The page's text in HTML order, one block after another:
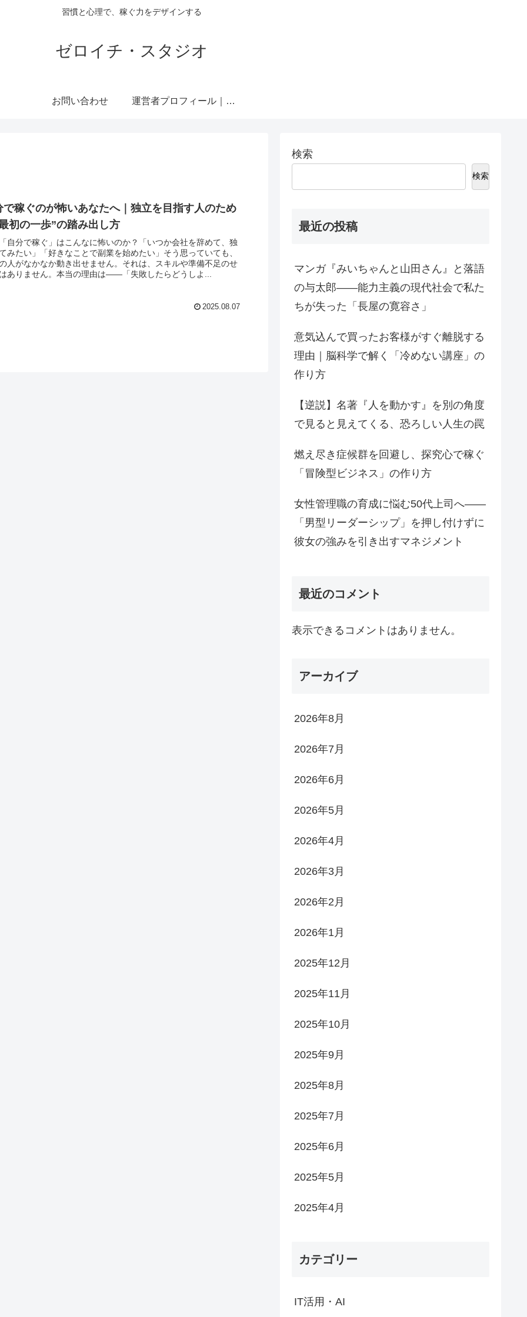
習慣と心理で、稼ぐ力をデザインする
ゼロイチ・スタジオ
お問い合わせ 運営者プロフィール｜ミライジュウ
で稼ぐのが怖いあなたへ｜独立を目指す人のため
初の一歩”の踏み出し方
自分で稼ぐ」はこんなに怖いのか？「いつか会社を辞めて、独
みたい」「好きなことで副業を始めたい」そう思っていても、
人がなかなか動き出せません。それは、スキルや準備不足のせ
ありません。本当の理由は――「失敗したらどうしよ...
2025.08.07
検索
検索
最近の投稿
マンガ『みいちゃんと山田さん』と落語
の与太郎——能力主義の現代社会で私た
ちが失った「長屋の寛容さ」
意気込んで買ったお客様がすぐ離脱する
理由｜脳科学で解く「冷めない講座」の
作り方
【逆説】名著『人を動かす』を別の角度
で見ると見えてくる、恐ろしい人生の罠
燃え尽き症候群を回避し、探究心で稼ぐ
「冒険型ビジネス」の作り方
女性管理職の育成に悩む50代上司へ——
「男型リーダーシップ」を押し付けずに
彼女の強みを引き出すマネジメント
最近のコメント
表示できるコメントはありません。
アーカイブ
2026年8月
2026年7月
2026年6月
2026年5月
2026年4月
2026年3月
2026年2月
2026年1月
2025年12月
2025年11月
2025年10月
2025年9月
2025年8月
2025年7月
2025年6月
2025年5月
2025年4月
カテゴリー
IT活用・AI